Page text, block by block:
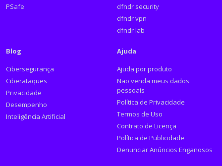
PSafe
dfndr security
dfndr vpn
dfndr lab
Blog
Cibersegurança
Ciberataques
Privacidade
Desempenho
Inteligência Artificial
Ajuda
Ajuda por produto
Nao venda meus dados
pessoais
Política de Privacidade
Termos de Uso
Contrato de Licença
Política de Publicidade
Denunciar Anúncios Enganosos